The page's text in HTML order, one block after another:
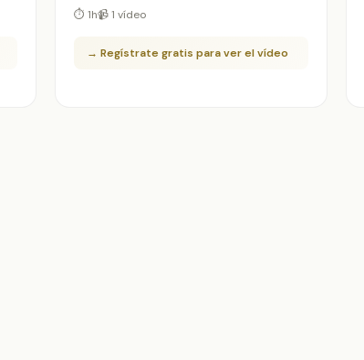
Psicología, Alejandra García expone
reestructuración cognitiva y nos enseña
⏱ 1h📹 1 vídeo
→ Regístrate gratis para ver el vídeo